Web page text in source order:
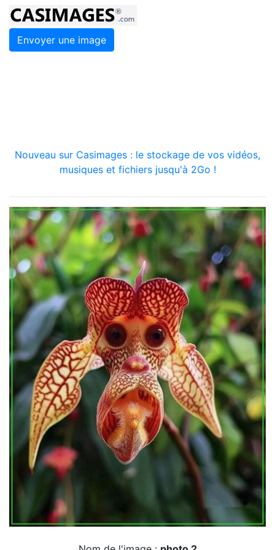
Envoyer une image
Nouveau sur Casimages : le stockage de vos vidéos,
musiques et fichiers jusqu'à 2Go !